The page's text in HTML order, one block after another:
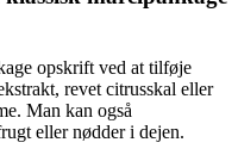
opskrift ved at tilføje
revet citrusskal eller
Man kan også
eller nødder i dejen.